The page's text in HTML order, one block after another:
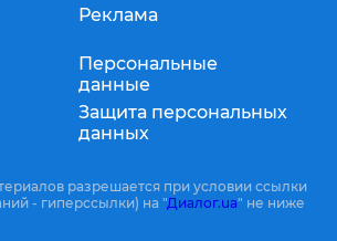
Реклама
Персональные
данные
Защита персональных
данных
разрешается при условии ссылки
- гиперссылки) на "Диалог.ua" не ниже